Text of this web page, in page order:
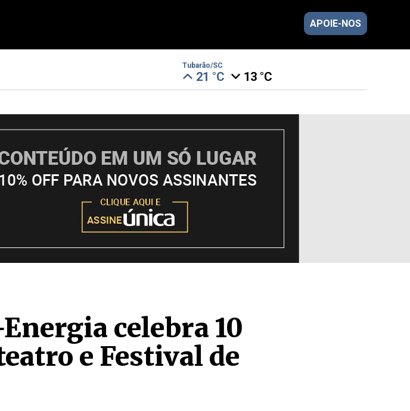
APOIE-NOS
Tubarão/SC
21 °C 13 °C
celebra 10
e Festival de